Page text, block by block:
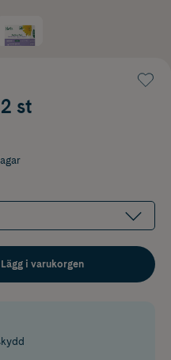
st
Lägg i varukorgen